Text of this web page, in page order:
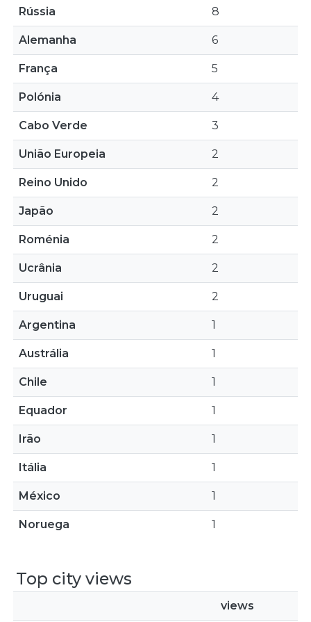
Rússia 8
Alemanha 6
França 5
Polónia 4
Cabo Verde 3
União Europeia 2
Reino Unido 2
Japão 2
Roménia 2
Ucrânia 2
Uruguai 2
Argentina 1
Austrália 1
Chile 1
Equador 1
Irão 1
Itália 1
México 1
Noruega 1
Top city views
views